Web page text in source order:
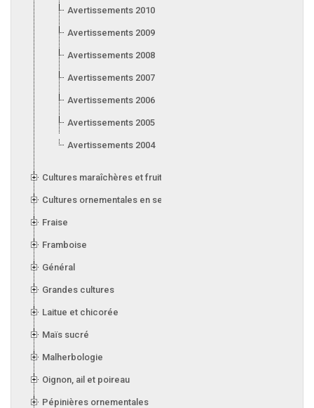
Avertissements 2010
Avertissements 2009
Avertissements 2008
Avertissements 2007
Avertissements 2006
Avertissements 2005
Avertissements 2004
Cultures maraîchères et fruitières en serre
Cultures ornementales en serre
Fraise
Framboise
Général
Grandes cultures
Laitue et chicorée
Maïs sucré
Malherbologie
Oignon, ail et poireau
Pépinières ornementales